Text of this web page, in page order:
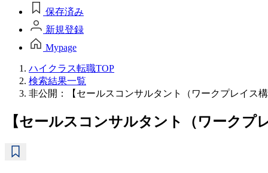
保存済み
新規登録
Mypage
ハイクラス転職TOP
検索結果一覧
非公開：【セールスコンサルタント（ワークプレイス
【セールスコンサルタント（ワークプ